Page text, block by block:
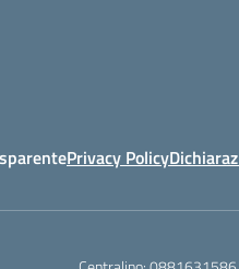
Privacy Policy